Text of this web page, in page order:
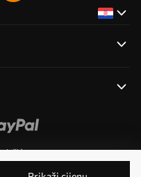
pridržana. Upravlja KLW